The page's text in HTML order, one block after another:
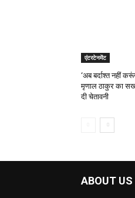
एंटरटेनमेंट
‘अब बर्दाश्त नहीं
मृणाल ठाकुर का
दी चेतावनी
ABOUT US